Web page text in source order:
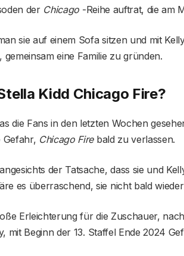
der Chicago -Reihe auftrat, die am
sie auf einem Sofa sitzen und mit
gemeinsam eine Familie zu gründen.
Kidd Chicago Fire?
die Fans in den letzten Wochen
Gefahr, Chicago Firebald zu verlassen.
der Tatsache, dass sie und
es überraschend, sie nicht bald
Erleichterung für die Zuschauer,
mit Beginn der 13. Staffel Ende 2024